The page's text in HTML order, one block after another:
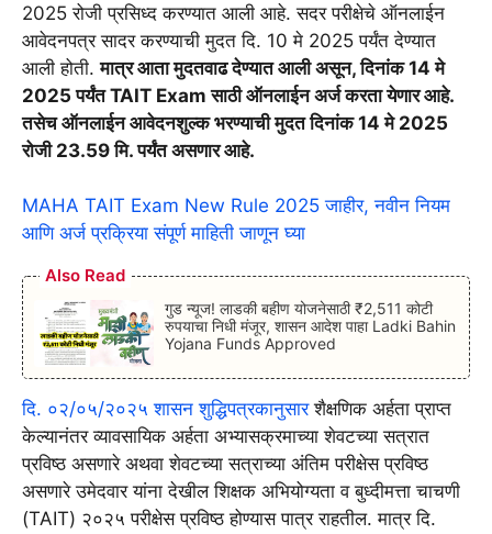
2025 रोजी प्रसिध्द करण्यात आली आहे. सदर परीक्षेचे ऑनलाईन
आवेदनपत्र सादर करण्याची मुदत दि. 10 मे 2025 पर्यंत देण्यात
आली होती.मात्र आता मुदतवाढ देण्यात आली असून, दिनांक 14 मे
2025 पर्यंत TAIT Exam साठी ऑनलाईन अर्ज करता येणार आहे.
तसेच ऑनलाईन आवेदनशुल्क भरण्याची मुदत दिनांक 14 मे 2025
रोजी 23.59 मि. पर्यंत असणार आहे.
MAHA TAIT Exam New Rule 2025 जाहीर, नवीन नियम
आणि अर्ज प्रक्रिया संपूर्ण माहिती जाणून घ्या
Also Read
गुड न्यूज! लाडकी बहीण योजनेसाठी ₹2,511 कोटी
रुपयाचा निधी मंजूर, शासन आदेश पाहा Ladki Bahin
Yojana Funds Approved
दि. ०२/०५/२०२५ शासन शुद्धिपत्रकानुसारशैक्षणिक अर्हता प्राप्त
केल्यानंतर व्यावसायिक अर्हता अभ्यासक्रमाच्या शेवटच्या सत्रात
प्रविष्ठ असणारे अथवा शेवटच्या सत्राच्या अंतिम परीक्षेस प्रविष्ठ
असणारे उमेदवार यांना देखील शिक्षक अभियोग्यता व बुध्दीमत्ता चाचणी
(TAIT) २०२५ परीक्षेस प्रविष्ठ होण्यास पात्र राहतील. मात्र दि.